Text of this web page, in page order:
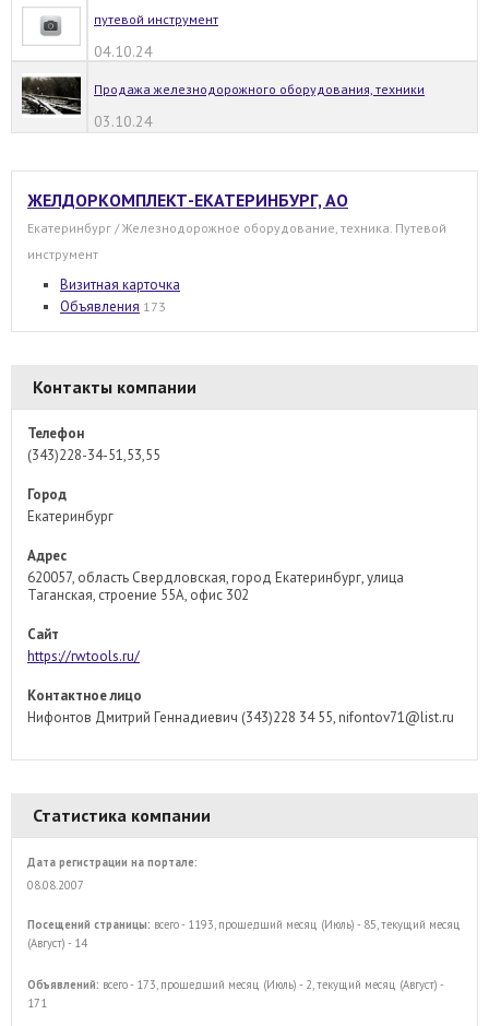
путевой инструмент
04.10.24
Продажа железнодорожного оборудования, техники
03.10.24
ЖЕЛДОРКОМПЛЕКТ-ЕКАТЕРИНБУРГ, АО
Екатеринбург / Железнодорожное оборудование, техника. Путевой
инструмент
Визитная карточка
Объявления 173
Контакты компании
Телефон
(343)228-34-51,53,55
Город
Екатеринбург
Адрес
620057, область Свердловская, город Екатеринбург, улица
Таганская, строение 55А, офис 302
Сайт
https://rwtools.ru/
Контактное лицо
Нифонтов Дмитрий Геннадиевич (343)228 34 55, nifontov71@list.ru
Статистика компании
Дата регистрации на портале:
08.08.2007
Посещений страницы: всего - 1193, прошедший месяц (Июль) - 85, текущий месяц
(Август) - 14
Объявлений: всего - 173, прошедший месяц (Июль) - 2, текущий месяц (Август) -
171